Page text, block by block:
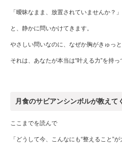
「曖昧なまま、放置されていませんか？」
と、静かに問いかけてきます。
やさしい問いなのに、なぜか胸がきゅっと
それは、あなたが本当は“叶える力”を持っ
月食のサビアンシンボルが教えて
ここまでを読んで
「どうして今、こんなにも“整えること”